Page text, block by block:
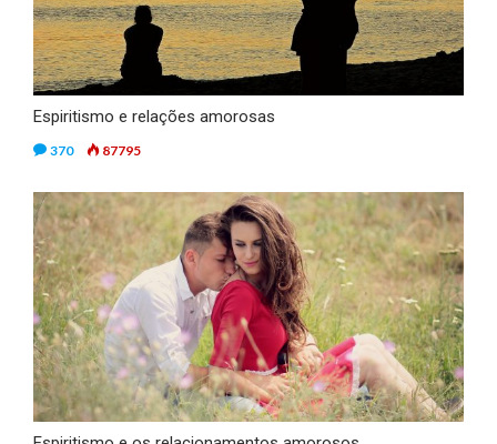
Espiritismo e relações amorosas
370 87795